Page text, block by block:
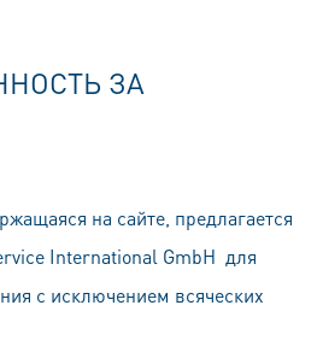
ЗА
на сайте, предлагается
International GmbH для
с исключением всяческих